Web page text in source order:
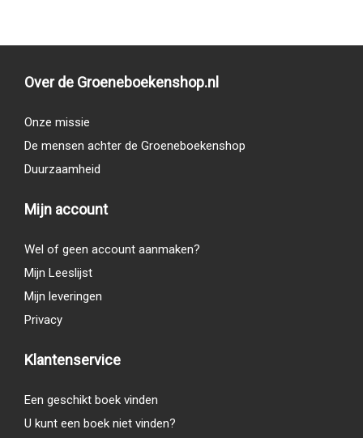
Over de Groeneboekenshop.nl
Onze missie
De mensen achter de Groeneboekenshop
Duurzaamheid
Mijn account
Wel of geen account aanmaken?
Mijn Leeslijst
Mijn leveringen
Privacy
Klantenservice
Een geschikt boek vinden
U kunt een boek niet vinden?